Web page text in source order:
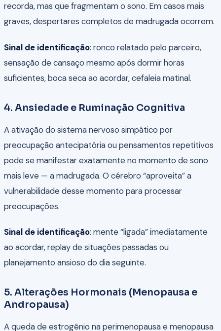
recorda, mas que fragmentam o sono. Em casos mais
graves, despertares completos de madrugada ocorrem.
Sinal de identificação: ronco relatado pelo parceiro,
sensação de cansaço mesmo após dormir horas
suficientes, boca seca ao acordar, cefaleia matinal.
4. Ansiedade e Ruminação Cognitiva
A ativação do sistema nervoso simpático por
preocupação antecipatória ou pensamentos repetitivos
pode se manifestar exatamente no momento de sono
mais leve — a madrugada. O cérebro “aproveita” a
vulnerabilidade desse momento para processar
preocupações.
Sinal de identificação: mente “ligada” imediatamente
ao acordar, replay de situações passadas ou
planejamento ansioso do dia seguinte.
5. Alterações Hormonais (Menopausa e
Andropausa)
A queda de estrogênio na perimenopausa e menopausa